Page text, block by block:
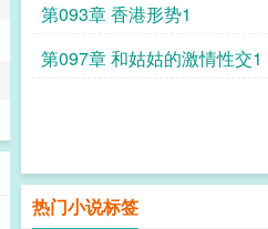
第093章 香港形势1
第097章 和姑姑的激情性交1
热门小说标签